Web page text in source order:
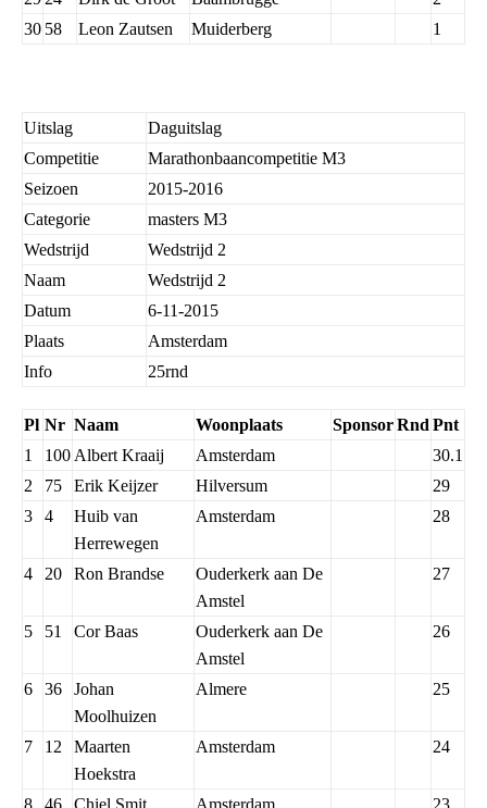
30 58 Leon Zautsen Muiderberg 1
Uitslag
Daguitslag
Competitie
Marathonbaancompetitie M3
Seizoen
2015-2016
Categorie
masters M3
Wedstrijd
Wedstrijd 2
Naam
Wedstrijd 2
Datum
6-11-2015
Plaats
Amsterdam
Info
25rnd
Pl Nr Naam Woonplaats SponsorRnd Pnt
1
100 Albert Kraaij Amsterdam
30.1
2
75 Erik Keijzer Hilversum
29
3
4
Huib van
Herrewegen
Amsterdam 28
4 20 Ron Brandse
Ouderkerk aan De
Amstel
27
5 51 Cor Baas
Ouderkerk aan De
Amstel
26
6 36
Johan
Moolhuizen
Almere 25
7 12
Maarten
Hoekstra
Amsterdam 24